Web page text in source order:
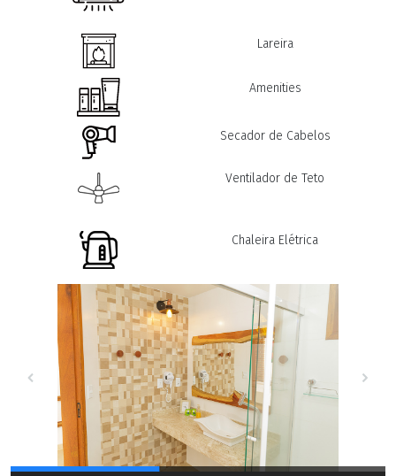
Lareira
Amenities
Secador de Cabelos
Ventilador de Teto
Chaleira Elétrica